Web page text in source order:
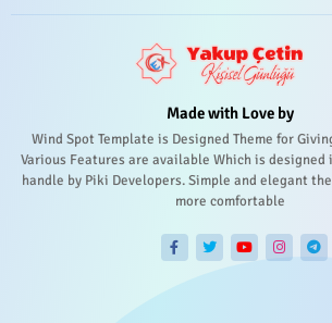
Made with Love by
Wind Spot Template is Designed Theme for
Various Features are available Which is
handle by Piki Developers. Simple and elegant
more comfortable